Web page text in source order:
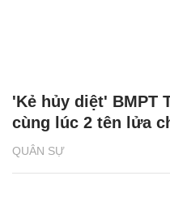
QUÂN SỰ
'Kẻ hủy diệt' BMPT
cùng lúc 2 tên lửa